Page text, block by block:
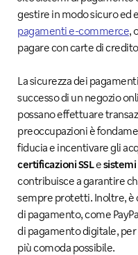
gestire in modo sicuro ed
pagamenti e-commerce,
pagare con carte di
La sicurezza dei
successo di un negozio
possano effettuare
preoccupazioni è
fiducia e incentivare gli
certificazioni SSLesistemi
contribuisce a garantire
sempre protetti. Inoltre, è
di pagamento, come
di pagamento digitale,
più comoda possibile.